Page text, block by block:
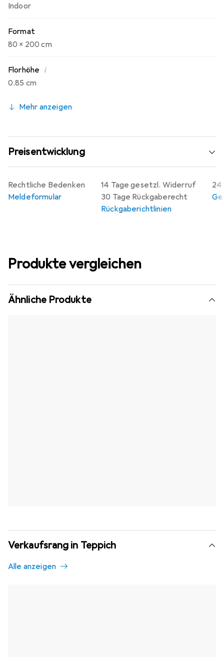
Indoor
Format
80 x 200 cm
Florhöhe i
0.85 cm
Mehr anzeigen
Preisentwicklung
14 Tage gesetzl. Widerruf
30 Tage Rückgaberecht
Rückgaberichtlinien
24
Rechtliche Bedenken
Meldeformular
Produkte vergleichen
Ähnliche Produkte
Verkaufsrang in Teppich
Alle anzeigen